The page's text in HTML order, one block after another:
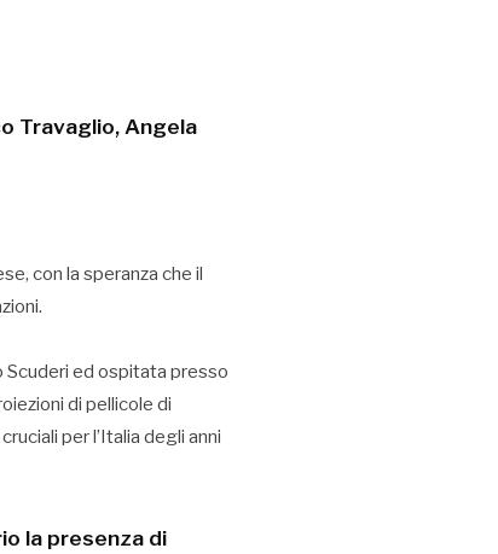
Travaglio, Angela
con la speranza che il
Scuderi ed ospitata presso
di pellicole di
per l’Italia degli anni
la presenza di